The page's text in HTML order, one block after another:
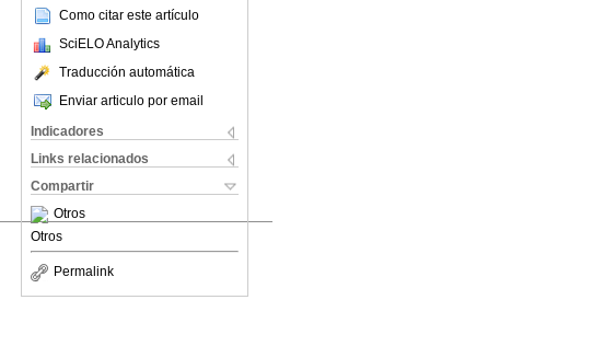
Como citar este artículo
SciELO Analytics
Traducción automática
Enviar articulo por email
Indicadores
Links relacionados
Compartir
Otros
Otros
Permalink